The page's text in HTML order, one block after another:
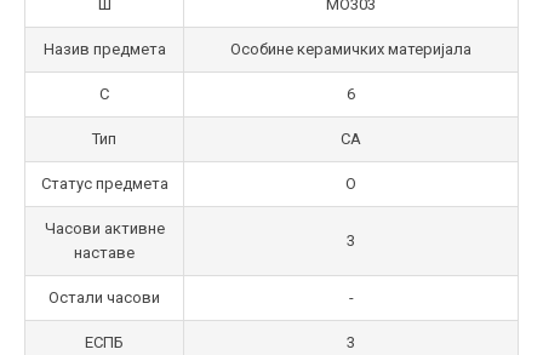
Ш МО303
Назив предмета Особине керамичких материјала
С 6
Тип СА
Статус предмета О
Часови активне
наставе
3
Остали часови -
ЕСПБ 3